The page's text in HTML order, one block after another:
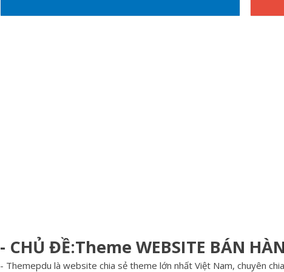
- CHỦ ĐỀ:Theme WEBSITE BÁN
- Themepdu là website chia sẻ theme lớn nhất Việt Nam, chuyên